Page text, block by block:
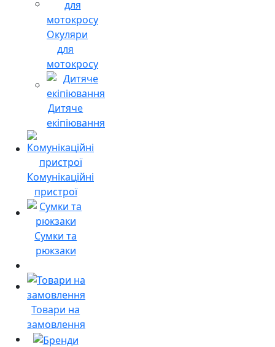
Окуляри
для
мотокросу
Дитяче
екіпіювання
Комунікаційні
пристрої
Сумки та
рюкзаки
Товари на
замовлення